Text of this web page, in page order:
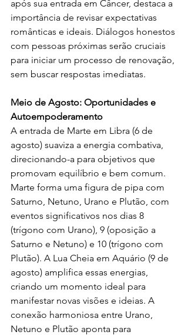
após sua entrada em Câncer, destaca a
importância de revisar expectativas
românticas e ideais. Diálogos honestos
com pessoas próximas serão cruciais
para iniciar um processo de renovação,
sem buscar respostas imediatas.
Meio de Agosto: Oportunidades e
Autoempoderamento
A entrada de Marte em Libra (6 de
agosto) suaviza a energia combativa,
direcionando-a para objetivos que
promovam equilíbrio e bem comum.
Marte forma uma figura de pipa com
Saturno, Netuno, Urano e Plutão, com
eventos significativos nos dias 8
(trígono com Urano), 9 (oposição a
Saturno e Netuno) e 10 (trígono com
Plutão). A Lua Cheia em Aquário (9 de
agosto) amplifica essas energias,
criando um momento ideal para
manifestar novas visões e ideias. A
conexão harmoniosa entre Urano,
Netuno e Plutão aponta para